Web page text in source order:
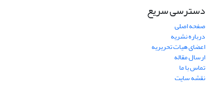
دسترسی سریع
صفحه اصلی
درباره نشریه
اعضای هیات تحریریه
ارسال مقاله
تماس با ما
نقشه سایت